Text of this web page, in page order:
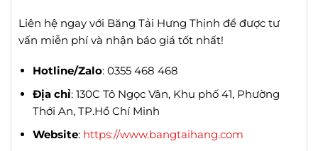
Liên hệ ngay với Băng Tải Hưng Thịnh để được tư
vấn miễn phí và nhận báo giá tốt nhất!
Hotline/Zalo: 0355 468 468
Địa chỉ: 130C Tô Ngọc Vân, Khu phố 41, Phường
Thới An, TP.Hồ Chí Minh
Website: https://www.bangtaihang.com